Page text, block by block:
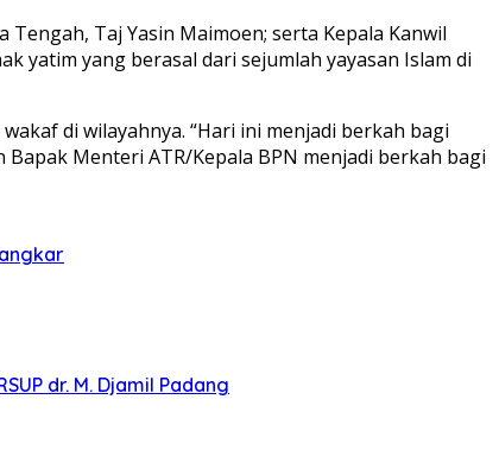
Taj Yasin Maimoen; serta Kepala Kanwil
yatim yang berasal dari sejumlah yayasan Islam di
di wilayahnya. “Hari ini menjadi berkah bagi
Menteri ATR/Kepala BPN menjadi berkah bagi
dr. M. Djamil Padang